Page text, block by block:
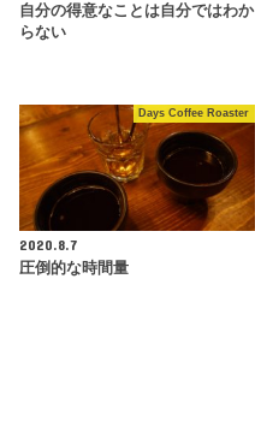
自分の得意なことは自分ではわか
らない
Days Coffee Roaster
2020.8.7
圧倒的な時間量